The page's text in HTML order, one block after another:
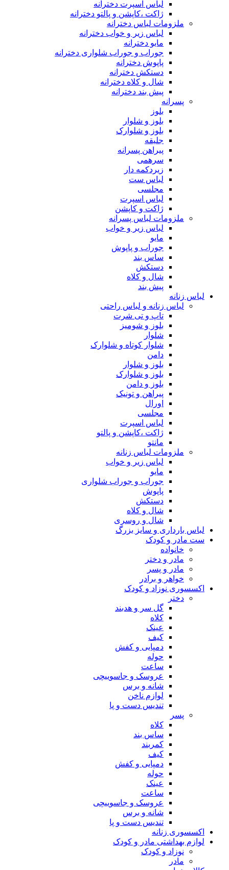
لباس اسپرت دخترانه
ژاکت ،کاپشن و پالتو دخترانه
ملزومات لباس دخترانه
لباس زیر و خواب دخترانه
مایو دخترانه
جوراب و جوراب شلواری دخترانه
پاپوش دخترانه
دستکش دخترانه
شال و کلاه دخترانه
پیش بند دخترانه
پسرانه
بلوز
بلوز و شلوار
بلوز و شلوارک
جلیقه
پیراهن پسرانه
سرهمی
زیردکمه دار
لباس ست
مجلسی
لباس اسپرت
ژاکت و کاپشن
ملزومات لباس پسرانه
لباس زیر و خواب
مایو
جوراب و پاپوش
ساس بند
دستکش
شال و کلاه
پیش بند
لباس زنانه
لباس زنانه و لباس راحتی
تاپ و تی شرت
بلوز و شومیز
شلوار
شلوار کوتاه و شلوارک
دامن
بلوز و شلوار
بلوز و شلوارک
بلوز و دامن
پیراهن و تونیک
اورال
مجلسی
لباس اسپرت
ژاکت ،کاپشن و پالتو
مانتو
ملزومات لباس زنانه
لباس زیر و خواب
مایو
جوراب و جوراب شلواری
پاپوش
دستکش
شال و کلاه
شال و روسری
لباس بارداری و سایز بزرگ
ست مادر و کودک
خانواده
مادر و دختر
مادر و پسر
خواهر و برادر
اکسسوری نوزاد و کودک
دختر
گل سر و هدبند
کلاه
عینک
کیف
دمپایی و کفش
حوله
ساعت
عروسک و جاسوییچی
شانه و برس
لوازم ناخن
تندیس دست و پا
پسر
کلاه
ساس بند
کمربند
کیف
دمپایی و کفش
حوله
عینک
ساعت
عروسک و جاسوییچی
شانه و برس
تندیس دست و پا
اکسسوری زنانه
لوازم بهداشتی مادر و کودک
نوزاد و کودک
مادر